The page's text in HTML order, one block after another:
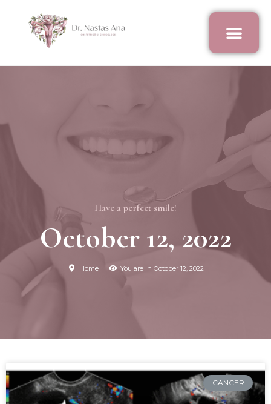
Have a perfect smile!
October 12, 2022
Home You are in October 12, 2022
CANCER